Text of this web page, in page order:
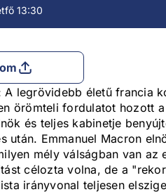
13:30
A legrövidebb életű francia
örömteli fordulatot hozott
és teljes kabinetje
után. Emmanuel Macron
mély válságban van
célozta volna, de a
irányvonal teljesen